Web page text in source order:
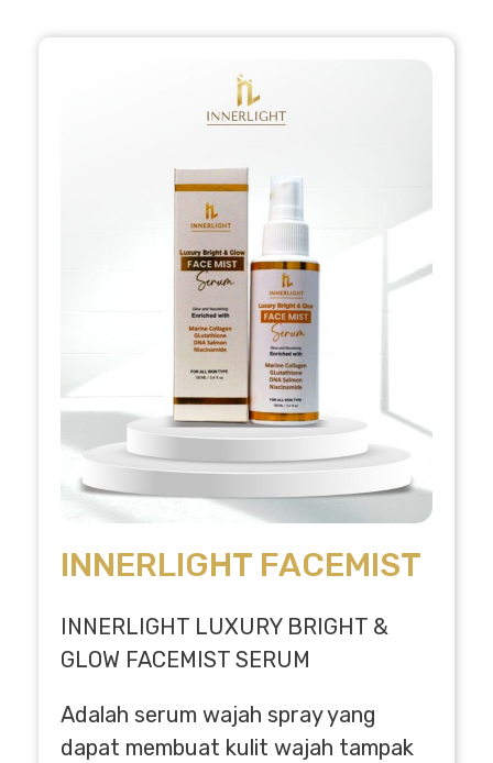
INNERLIGHT FACEMIST
INNERLIGHT LUXURY BRIGHT &
GLOW FACEMIST SERUM
Adalah serum wajah spray yang
dapat membuat kulit wajah tampak